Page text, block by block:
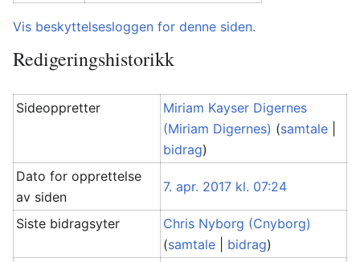
Vis beskyttelsesloggen for denne siden.
Redigeringshistorikk
Sideoppretter
Miriam Kayser Digernes
(Miriam Digernes) (samtale
bidrag)
Dato for opprettelse
av siden
7. apr. 2017 kl. 07:24
Siste bidragsyter
Chris Nyborg (Cnyborg)
(samtale bidrag)